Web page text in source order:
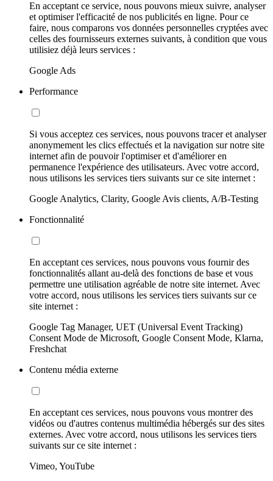
En acceptant ce service, nous pouvons mieux suivre, analyser
et optimiser l'efficacité de nos publicités en ligne. Pour ce
faire, nous comparons vos données personnelles cryptées avec
celles des fournisseurs externes suivants, à condition que vous
utilisiez déjà leurs services :
Google Ads
Performance
Si vous acceptez ces services, nous pouvons tracer et analyser
anonymement les clics effectués et la navigation sur notre site
internet afin de pouvoir l'optimiser et d'améliorer en
permanence l'expérience des utilisateurs. Avec votre accord,
nous utilisons les services tiers suivants sur ce site internet :
Google Analytics, Clarity, Google Avis clients, A/B-Testing
Fonctionnalité
En acceptant ces services, nous pouvons vous fournir des
fonctionnalités allant au-delà des fonctions de base et vous
permettre une utilisation agréable de notre site internet. Avec
votre accord, nous utilisons les services tiers suivants sur ce
site internet :
Google Tag Manager, UET (Universal Event Tracking)
Consent Mode de Microsoft, Google Consent Mode, Klarna,
Freshchat
Contenu média externe
En acceptant ces services, nous pouvons vous montrer des
vidéos ou d'autres contenus multimédia hébergés sur des sites
externes. Avec votre accord, nous utilisons les services tiers
suivants sur ce site internet :
Vimeo, YouTube